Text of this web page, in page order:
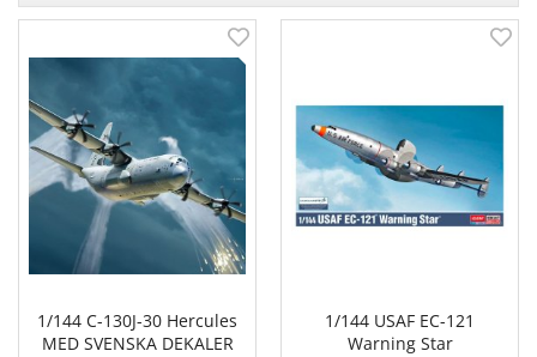
1/144 C-130J-30 Hercules
MED SVENSKA DEKALER
1/144 USAF EC-121
Warning Star